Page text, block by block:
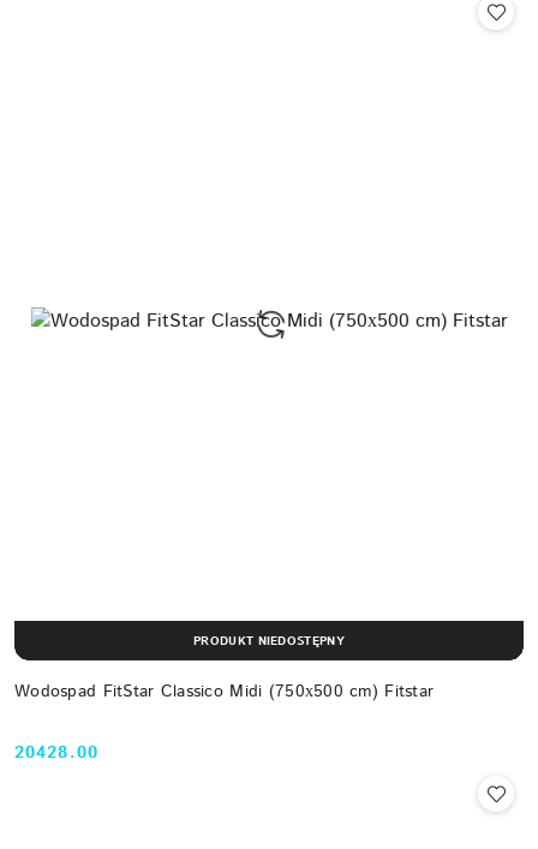
Wodospad FitStar Classico Midi (750х500 cm) Fitstar
Cena:
20428.00
PRODUKT NIEDOSTĘPNY